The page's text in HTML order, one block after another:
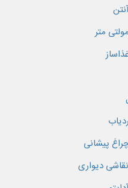
متر
پیشانی
دیواری